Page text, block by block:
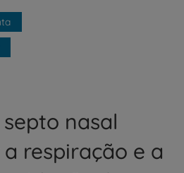
nasal
respiração e a